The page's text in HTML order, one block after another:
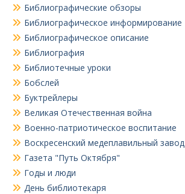
Библиографические обзоры
Библиографическое информирование
Библиографическое описание
Библиография
Библиотечные уроки
Бобслей
Буктрейлеры
Великая Отечественная война
Военно-патриотическое воспитание
Воскресенский медеплавильный завод
Газета "Путь Октября"
Годы и люди
День библиотекаря